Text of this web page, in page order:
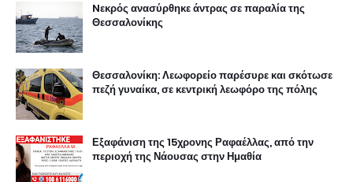
Nεκρός ανασύρθηκε άντρας σε παραλία της
Θεσσαλονίκης
Θεσσαλονίκη: Λεωφορείο παρέσυρε και σκότωσε
πεζή γυναίκα, σε κεντρική λεωφόρο της πόλης
Εξαφάνιση της 15χρονης Ραφαέλλας, από την
περιοχή της Νάουσας στην Ημαθία